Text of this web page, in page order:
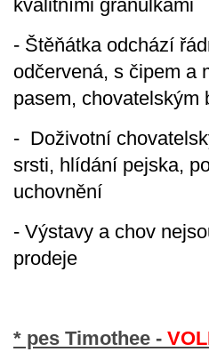
kvalitními granulkami
- Štěňátka odchází
odčervená, s čipem a
pasem, chovatelským
- Doživotní
srsti, hlídání pejska,
uchovnění
- Výstavy a chov
prodeje
* pes Timothee -